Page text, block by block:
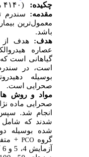
چکیده:
مقدمه:سندرم
معمولترین بیماری
باشد.
هدف:هدف از
عصاره
گیاهانی است
است، در سندرم
بوسیله
صحرایی است.
مواد و روش
صحرایی ماده نژاد ویستار
انجام شد.
شدند که شامل
شده بوسیله دوز
گروهPCO
+